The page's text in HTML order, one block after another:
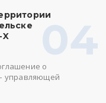
04
X
о
управляющей